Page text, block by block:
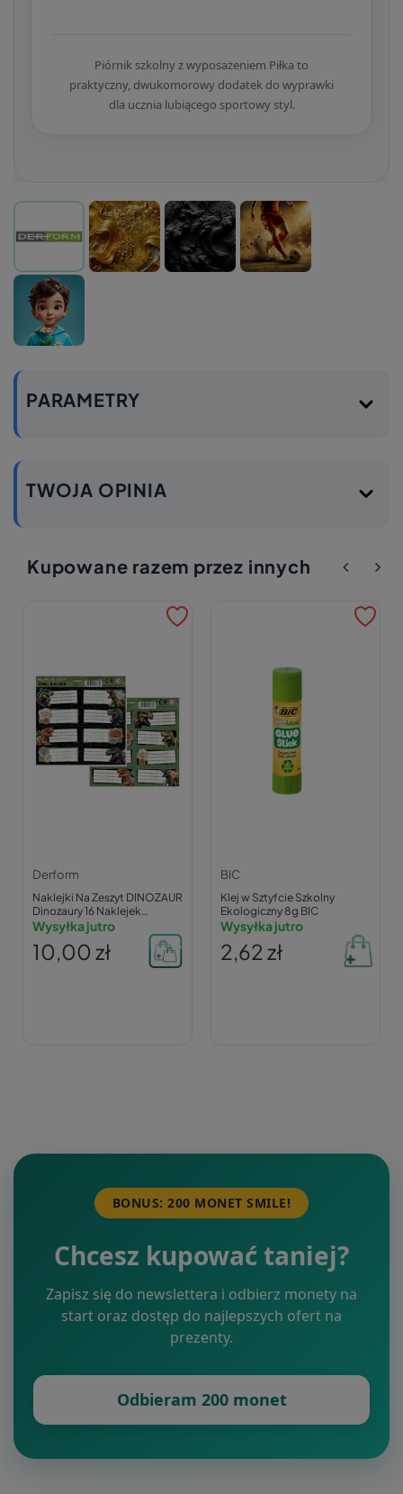
Piórnik szkolny z wyposażeniem Piłka to
praktyczny, dwukomorowy dodatek do wyprawki
dla ucznia lubiącego sportowy styl.
PARAMETRY
TWOJA OPINIA
Kupowane razem przez innych
Derform
Naklejki Na Zeszyt DINOZAUR
Dinozaury 16 Naklejek
Derform
Wysyłka jutro
10,00 zł
BIC
Klej w Sztyfcie Szkolny
Ekologiczny 8g BIC
Wysyłka jutro
2,62 zł
BONUS: 200 MONET SMILE!
Chcesz kupować taniej?
Zapisz się do newslettera i odbierz monety na
start oraz dostęp do najlepszych ofert na
prezenty.
Odbieram 200 monet